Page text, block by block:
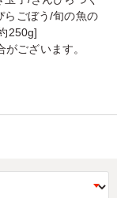
らごぼう/旬の魚の
250g]
ございます。